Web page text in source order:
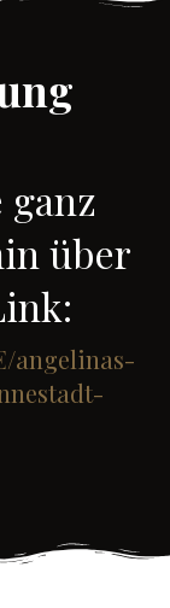
über
angelinas-